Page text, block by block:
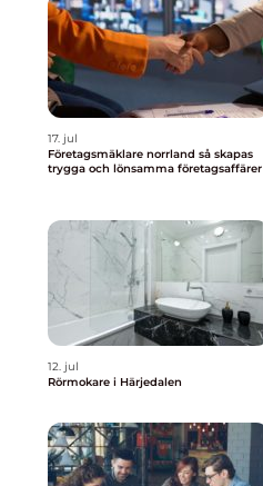
17. jul
Företagsmäklare norrland så skapas
trygga och lönsamma företagsaffärer
12. jul
Rörmokare i Härjedalen